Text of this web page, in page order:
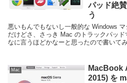
パッド絶
う
悪いもんでもないし一般的な Windows
だけどさ、さっき Mac のトラックパッ
なに言うほどかなーと思ったので書いて
Mac
MacBook
2015) を